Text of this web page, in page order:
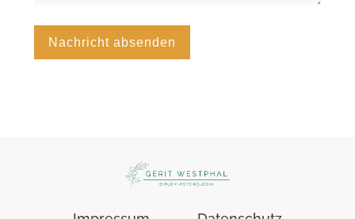
Nachricht absenden